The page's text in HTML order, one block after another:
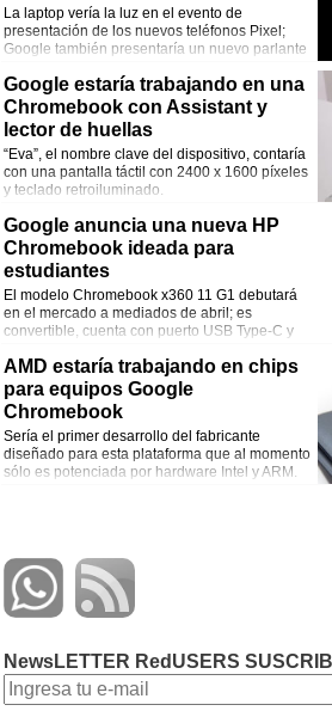
La laptop vería la luz en el evento de
presentación de los nuevos teléfonos Pixel;
Google también presentaría un nuevo parlante
Google estaría trabajando en una
Chromebook con Assistant y
lector de huellas
“Eva”, el nombre clave del dispositivo, contaría
con una pantalla táctil con 2400 x 1600 píxeles
y teclado retroiluminado.
Google anuncia una nueva HP
Chromebook ideada para
estudiantes
El modelo Chromebook x360 11 G1 debutará
en el mercado a mediados de abril; es
convertible, cuenta con puerto USB Type-C y
AMD estaría trabajando en chips
para equipos Google
Chromebook
Sería el primer desarrollo del fabricante
diseñado para esta plataforma que al momento
sólo es potenciada por hardware Intel y ARM.
NewsLETTER RedUSERS